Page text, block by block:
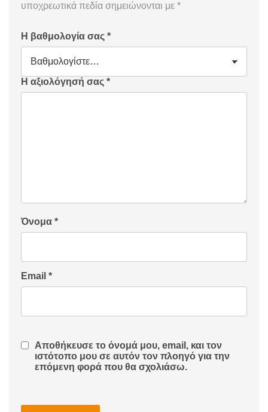
υποχρεωτικά πεδία σημειώνονται με *
Η βαθμολογία σας *
Η αξιολόγησή σας *
Όνομα *
Email *
Αποθήκευσε το όνομά μου, email, και τον
ιστότοπο μου σε αυτόν τον πλοηγό για την
επόμενη φορά που θα σχολιάσω.